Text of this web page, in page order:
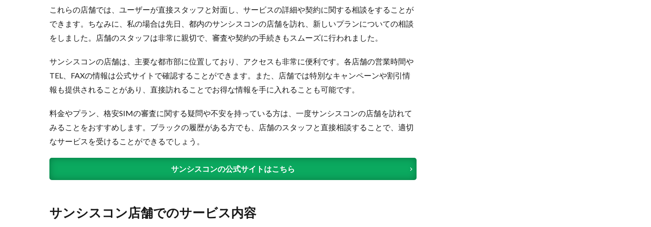
要
と
ク
ス
方
サ
シ
ス
舗
サ
これらの店舗では、ユーザーが直接スタッフと対面し、サービスの詳細や契約に関する相談をすることが
できます。ちなみに、私の場合は先日、都内のサンシスコンの店舗を訪れ、新しいプランについての相談
をしました。店舗のスタッフは非常に親切で、審査や契約の手続きもスムーズに行われました。
サンシスコンの店舗は、主要な都市部に位置しており、アクセスも非常に便利です。各店舗の営業時間や
TEL、FAXの情報は公式サイトで確認することができます。また、店舗では特別なキャンペーンや割引情
報も提供されることがあり、直接訪れることでお得な情報を手に入れることも可能です。
料金やプラン、格安SIMの審査に関する疑問や不安を持っている方は、一度サンシスコンの店舗を訪れて
みることをおすすめします。ブラックの履歴がある方でも、店舗のスタッフと直接相談することで、適切
なサービスを受けることができるでしょう。
サンシスコンの公式サイトはこちら
サンシスコン店舗でのサービス内容